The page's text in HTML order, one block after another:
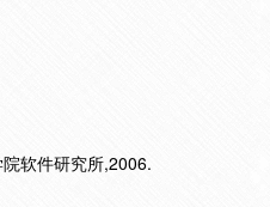
软件研究所,2006.